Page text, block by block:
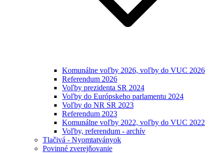
Komunálne voľby 2026, voľby do VUC 2026
Referendum 2026
Voľby prezidenta SR 2024
Voľby do Európskeho parlamentu 2024
Voľby do NR SR 2023
Referendum 2023
Komunálne voľby 2022, voľby do VUC 2022
Voľby, referendum - archív
Tlačivá - Nyomtatványok
Povinné zverejňovanie